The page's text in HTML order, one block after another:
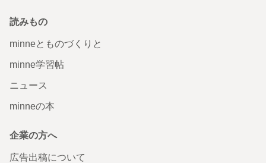
読みもの
minneとものづくりと
minne学習帖
ニュース
minneの本
企業の方へ
広告出稿について